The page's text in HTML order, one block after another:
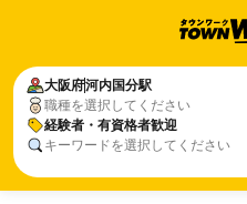
大阪府河内国分駅
職種を選択してください
経験者・有資格者歓迎
キーワードを選択してください
大阪府河内国分駅
経験者・有資格者歓迎